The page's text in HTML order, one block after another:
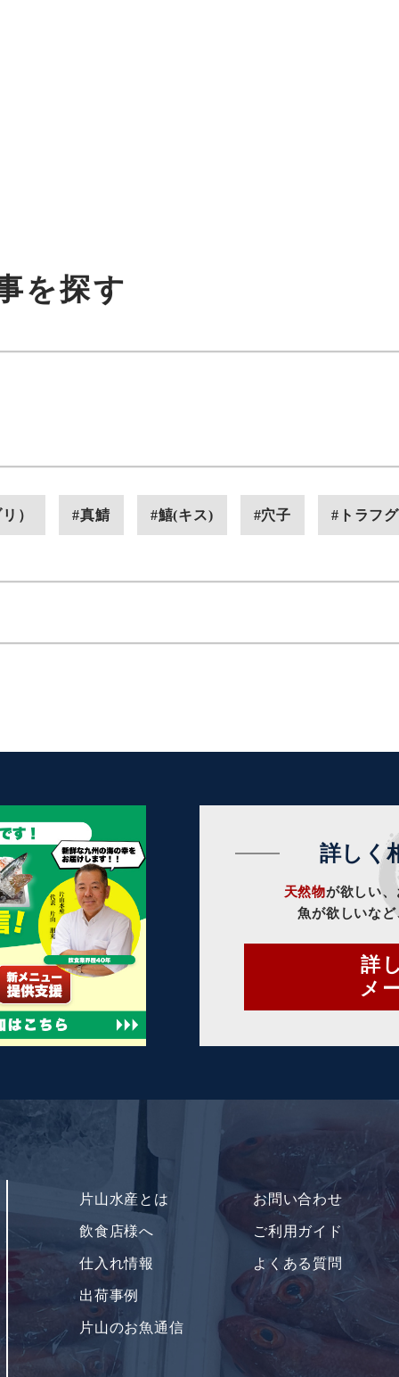
を探す
） #真鯖 #鱚(キス) #穴子 #トラフグ
詳しく
天然物が欲しい
魚が欲しいな
詳
メ
片山水産とは
飲食店様へ
仕入れ情報
出荷事例
片山のお魚通信
お問い合わせ
ご利用ガイド
よくある質問